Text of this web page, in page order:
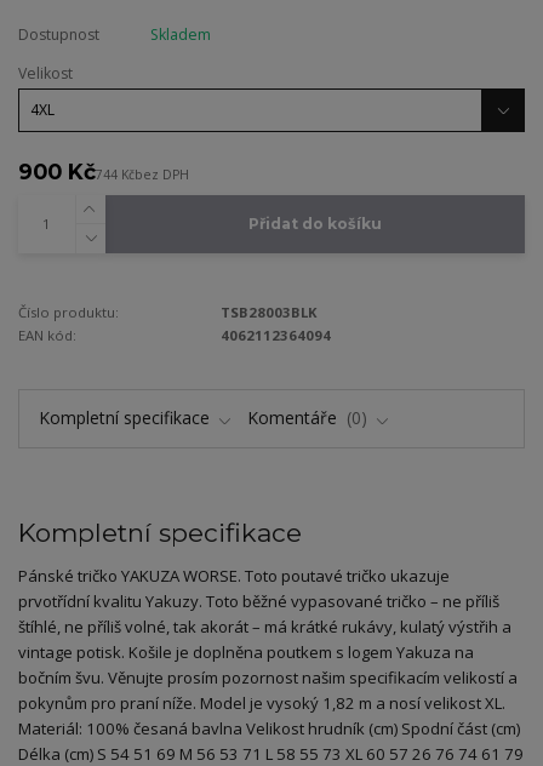
Dostupnost
Skladem
Velikost
900 Kč744 Kčbez DPH
Přidat do košíku
Číslo produktu:
TSB28003BLK
EAN kód:
4062112364094
Kompletní specifikace Komentáře 0
Kompletní specifikace
Pánské tričko YAKUZA WORSE. Toto poutavé tričko ukazuje
prvotřídní kvalitu Yakuzy. Toto běžné vypasované tričko – ne příliš
štíhlé, ne příliš volné, tak akorát – má krátké rukávy, kulatý výstřih a
vintage potisk. Košile je doplněna poutkem s logem Yakuza na
bočním švu. Věnujte prosím pozornost našim specifikacím velikostí a
pokynům pro praní níže. Model je vysoký 1,82 m a nosí velikost XL.
Materiál: 100% česaná bavlna Velikost hrudník (cm) Spodní část (cm)
Délka (cm) S 54 51 69 M 56 53 71 L 58 55 73 XL 60 57 26 76 74 61 79